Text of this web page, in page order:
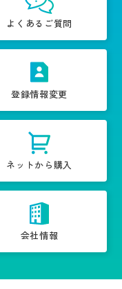
よくあるご質問
登録情報変更
ネットから購入
会社情報